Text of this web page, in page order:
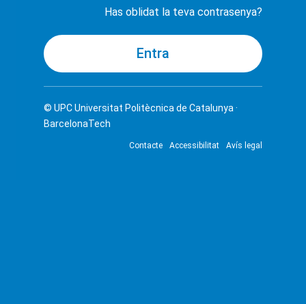
Has oblidat la teva contrasenya?
© UPCUniversitat Politècnica de Catalunya ·
BarcelonaTech
Contacte Accessibilitat Avís legal